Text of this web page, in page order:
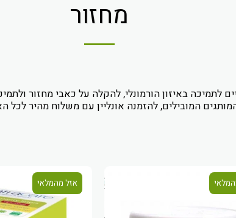
מחזור
לתמיכה באיזון הורמונלי, להקלה על כאבי מחזור
המובילים, להזמנה אונליין עם משלוח מהיר לכל
אזל מהמלאי